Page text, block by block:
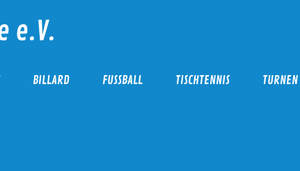
e.V.
BILLARD FUSSBALL TISCHTENNIS TURNEN